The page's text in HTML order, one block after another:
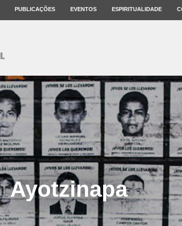
PUBLICAÇÕES EVENTOS ESPIRITUALIDADE
Ayotzinapa